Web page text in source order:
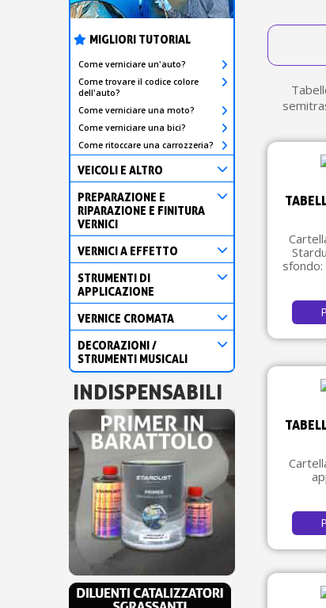
MIGLIORI TUTORIAL
Come verniciare un'auto?
Come trovare il codice colore
dell'auto?
Come verniciare una moto?
Come verniciare una bici?
Come ritoccare una carrozzeria?
VEICOLI E ALTRO
PREPARAZIONE E
RIPARAZIONE E FINITURA
VERNICI
VERNICI A EFFETTO
STRUMENTI DI
APPLICAZIONE
VERNICE CROMATA
DECORAZIONI /
STRUMENTI MUSICALI
INDISPENSABILI